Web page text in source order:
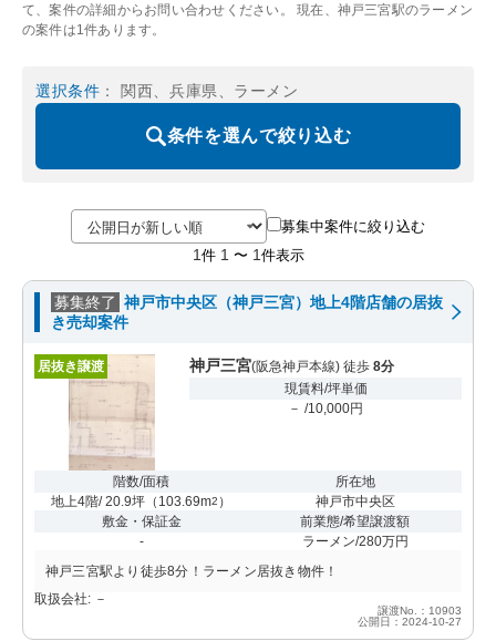
て、案件の詳細からお問い合わせください。 現在、神戸三宮駅のラーメン
の案件は1件あります。
選択条件 ： 関西、兵庫県、ラーメン
条件を選んで絞り込む
募集中案件に絞り込む
1 件 1 〜 1 件表示
募集終了 神戸市中央区（神戸三宮）地上4階店舗の居抜
き売却案件
居抜き譲渡 神戸三宮(阪急神戸本線) 徒歩 8分
現賃料/坪単価
－ /10,000円
階数/面積
地上4階/ 20.9坪 （ 103.69m2 ）
所在地
神戸市中央区
敷金・保証金
-
前業態/希望譲渡額
ラーメン/280万円
神戸三宮駅より徒歩8分！ラーメン居抜き物件！
取扱会社: －
譲渡No.：10903
公開日：2024-10-27